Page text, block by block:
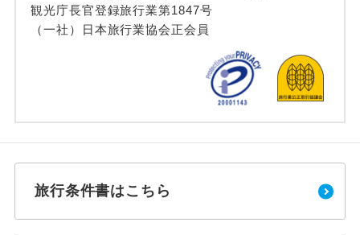
観光庁長官登録旅行業第1847号
（一社）日本旅行業協会正会員
旅行条件書はこちら